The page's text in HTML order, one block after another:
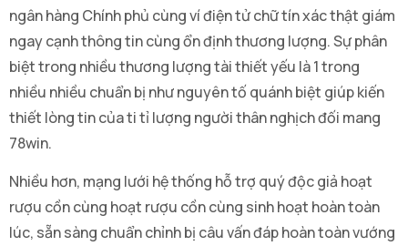
ngân hàng Chính phủ cùng ví điện tử chữ tín xác thật giám
ngay cạnh thông tin cùng ổn định thương lượng. Sự phân
biệt trong nhiều thương lượng tài thiết yếu là 1 trong
nhiều nhiều chuẩn bị như nguyên tố quánh biệt giúp kiến
thiết lòng tin của ti tỉ lượng người thân nghịch đối mang
78win.
Nhiều hơn, mạng lưới hệ thống hỗ trợ quý độc giả hoạt
rượu cồn cùng hoạt rượu cồn cùng sinh hoạt hoàn toàn
lúc, sẵn sàng chuẩn chỉnh bị câu vấn đáp hoàn toàn vướng